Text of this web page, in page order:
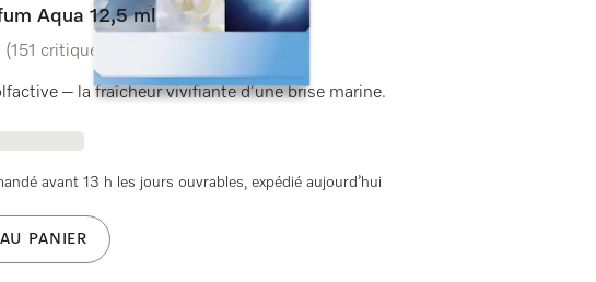
Aqua 12,5 ml
5
(151 critiques)
– la fraîcheur vivifiante d’une brise marine.
avant 13 h les jours ouvrables, expédié aujourd’hui
PANIER